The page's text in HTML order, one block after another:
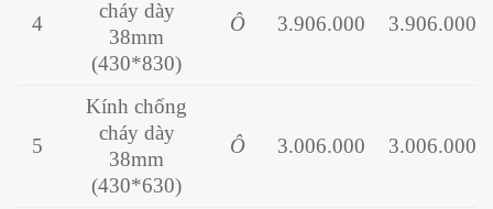
4
cháy dày
38mm
(430*830)
Ô 3.906.000 3.906.000
5
Kính chống
cháy dày
38mm
(430*630)
Ô 3.006.000 3.006.000